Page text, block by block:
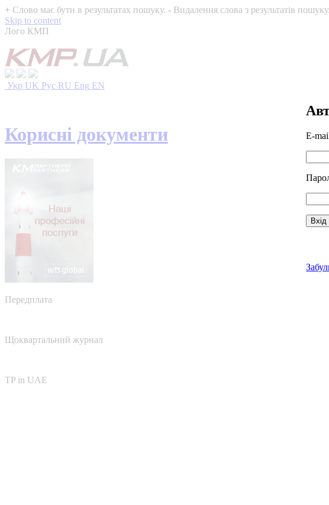
+ Слово має бути в результатах пошуку. - Видалення слова з результатів пошуку.
Skip to content
Лого КМП
Укр UK Рус RU Eng EN
E-
Корисні документи
Передплата
Щоквартальний журнал
TP in UAE